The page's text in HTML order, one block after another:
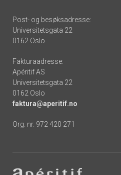
Post- og besøksadresse:
Universitetsgata 22
0162 Oslo
Fakturaadresse:
Apéritif AS
Universitetsgata 22
0162 Oslo
faktura@aperitif.no
Org. nr. 972 420 271